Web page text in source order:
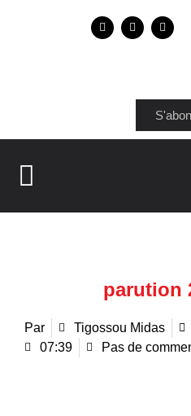
parution
Par Tigossou Midas
07:39
Pas de